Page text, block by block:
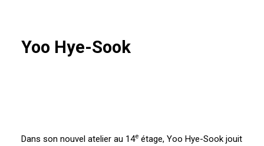
Yoo Hye-Sook
Dans son nouvel atelier au 14e étage, Yoo Hye-Sook jouit